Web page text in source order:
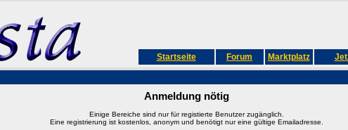
Startseite Forum Marktplatz
Anmeldung nötig
Einige Bereiche sind nur für registierte Benutzer zugänglich.
Eine registrierung ist kostenlos, anonym und benötigt nur eine gültige Emailadresse.